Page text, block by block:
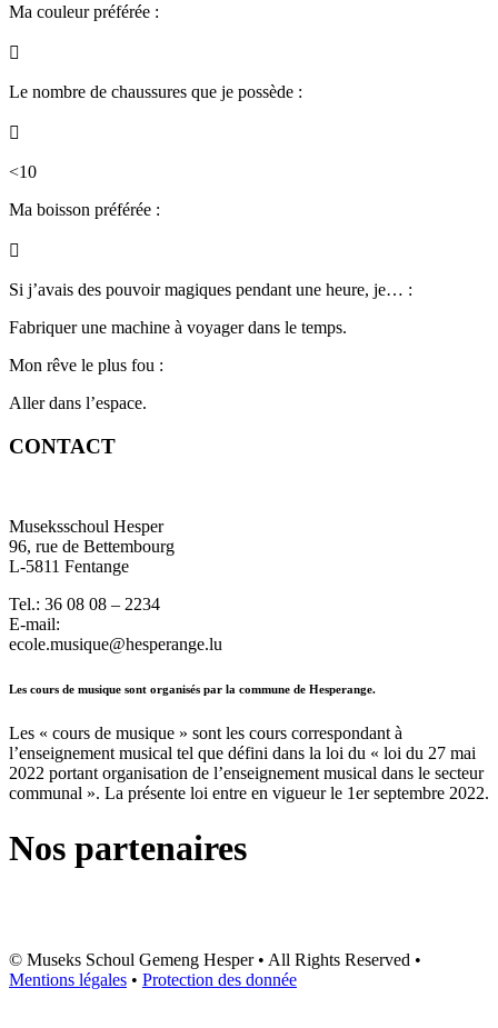
Ma couleur préférée :

Le nombre de chaussures que je possède :

<10
Ma boisson préférée :

Si j’avais des pouvoir magiques pendant une heure, je… :
Fabriquer une machine à voyager dans le temps.
Mon rêve le plus fou :
Aller dans l’espace.
CONTACT
Museksschoul Hesper
96, rue de Bettembourg
L-5811 Fentange
Tel.: 36 08 08 – 2234
E-mail:
ecole.musique@hesperange.lu
Les cours de musique sont organisés par la commune de Hesperange.
Les « cours de musique » sont les cours correspondant à
l’enseignement musical tel que défini dans la loi du « loi du 27 mai
2022 portant organisation de l’enseignement musical dans le secteur
communal ». La présente loi entre en vigueur le 1er septembre 2022.
Nos partenaires
© Museks Schoul Gemeng Hesper • All Rights Reserved •
Mentions légales • Protection des donnée